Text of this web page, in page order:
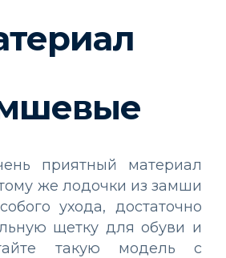
приятный материал
же лодочки из замши
ухода, достаточно
щетку для обуви и
такую модель с